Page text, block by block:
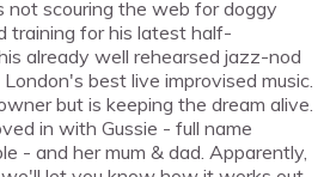
not scouring the web for doggy
training for his latest half-
already well rehearsed jazz-nod
best live improvised music.
but is keeping the dream alive.
in with Gussie - full name
- and her mum & dad. Apparently,